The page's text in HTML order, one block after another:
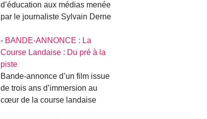
d’éducation aux médias menée
par le journaliste Sylvain Derne
- BANDE-ANNONCE : La
Course Landaise : Du pré à la
piste
Bande-annonce d’un film issue
de trois ans d’immersion au
cœur de la course landaise